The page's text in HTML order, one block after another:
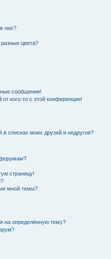
них?
цвета?
сообщения!
кого-то с этой конференции!
в списках моих друзей и недругов?
форумам?
страницу!
мной темы?
на определённую тему?